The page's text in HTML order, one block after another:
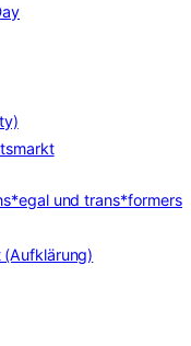
und trans*formers
(Aufklärung)